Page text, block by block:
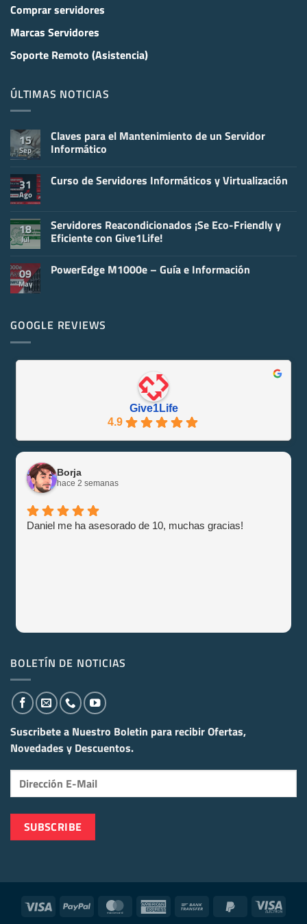
Comprar servidores
Marcas Servidores
Soporte Remoto (Asistencia)
ÚLTIMAS NOTICIAS
15
Sep
Claves para el Mantenimiento de un Servidor
Informático
comentarios
Mantenimiento
de
un
31
Ago
Curso de Servidores Informáticos y Virtualización
en
Curso
de
y
Virtualización
18
Jul
Servidores Reacondicionados ¡Se Eco-Friendly y
Eficiente con Give1Life!
comentarios
Friendly
y
Give1Life!
09
May
PowerEdge M1000e – Guía e Información
PowerEdge
M1000e
Información
GOOGLE REVIEWS
Give1Life
4.9
Borja
hace 2 semanas
Daniel me ha asesorado de 10, muchas gracias!
BOLETÍN DE NOTICIAS
Suscribete a Nuestro Boletin para recibirOfertas,
Novedades y Descuentos.
Visa PayPal MasterCard American
PayPal
Visa